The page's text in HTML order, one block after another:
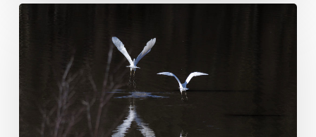
natures
ViVes
(6)